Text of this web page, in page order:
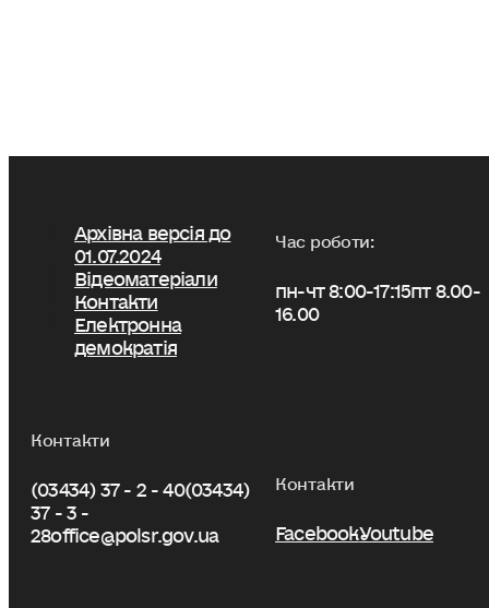
Архівна версія до
01.07.2024
Відеоматеріали
Контакти
Електронна
демократія
Час роботи:
пн-чт 8:00-17:15пт 8.00-
16.00
Контакти
(03434) 37 - 2 - 40(03434)
37 - 3 -
28office@polsr.gov.ua
Контакти
FacebookYoutube